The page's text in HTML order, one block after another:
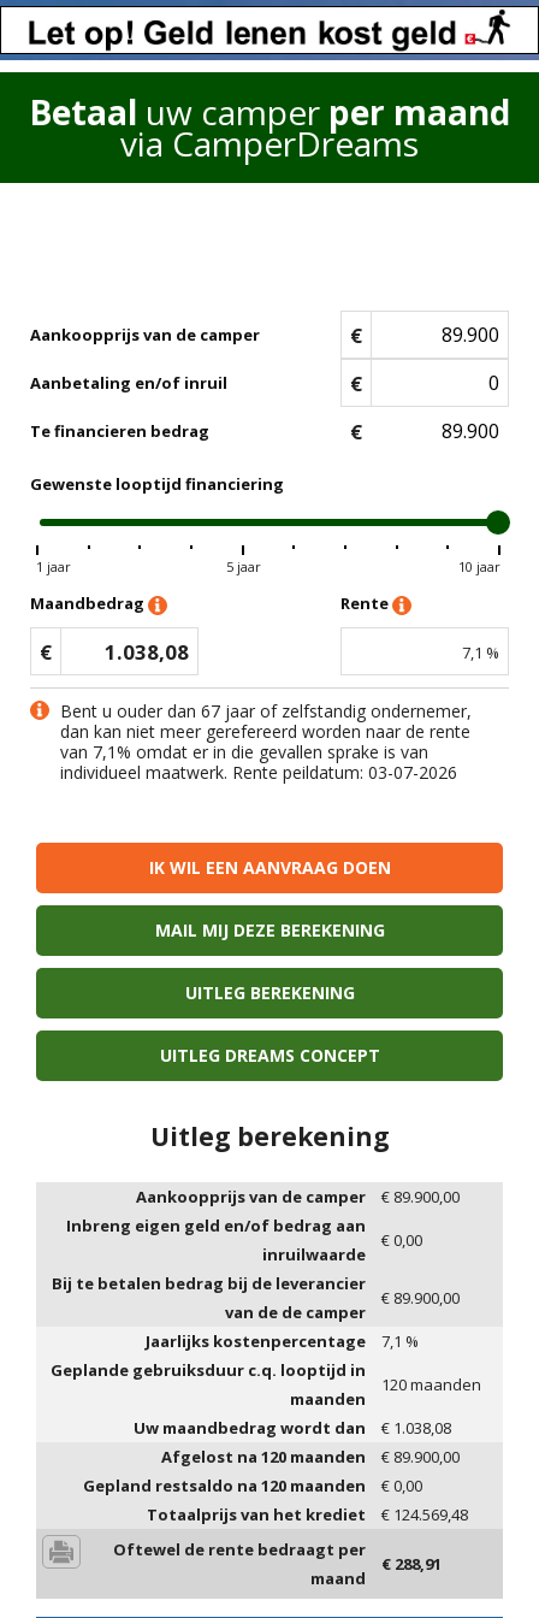
Betaal uw camper per maand
via CamperDreams
Aankoopprijs van de camper €
Aanbetaling en/of inruil €
Te financieren bedrag €
Gewenste looptijd financiering
1 jaar 5 jaar 10 jaar
Maandbedrag
€ 1.038,08
Rente
7,1 %
Bent u ouder dan 67 jaar of zelfstandig ondernemer,
dan kan niet meer gerefereerd worden naar de rente
van 7,1% omdat er in die gevallen sprake is van
individueel maatwerk. Rente peildatum: 03-07-2026
IK WIL EEN AANVRAAG DOEN
MAIL MIJ DEZE BEREKENING
UITLEG BEREKENING
UITLEG DREAMS CONCEPT
Uitleg berekening
Aankoopprijs van de camper € 89.900,00
Inbreng eigen geld en/of bedrag aan
inruilwaarde
€0,00
Bij te betalen bedrag bij de leverancier
van de de camper
€ 89.900,00
Jaarlijks kostenpercentage
7,1 %
Geplande gebruiksduur c.q. looptijd in
maanden
120maanden
Uw maandbedrag wordt dan
€ 1.038,08
Afgelost na 120 maanden € 89.900,00
Gepland restsaldo na 120 maanden €0,00
Totaalprijs van het krediet
€ 124.569,48
Oftewel de rente bedraagt per
maand
€ 288,91